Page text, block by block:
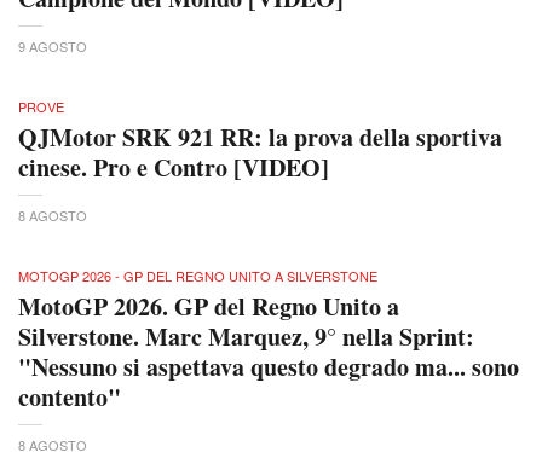
9 AGOSTO
PROVE
QJMotor SRK 921 RR: la prova della sportiva
cinese. Pro e Contro [VIDEO]
8 AGOSTO
MOTOGP 2026 - GP DEL REGNO UNITO A SILVERSTONE
MotoGP 2026. GP del Regno Unito a
Silverstone. Marc Marquez, 9° nella Sprint:
"Nessuno si aspettava questo degrado ma... sono
contento"
8 AGOSTO